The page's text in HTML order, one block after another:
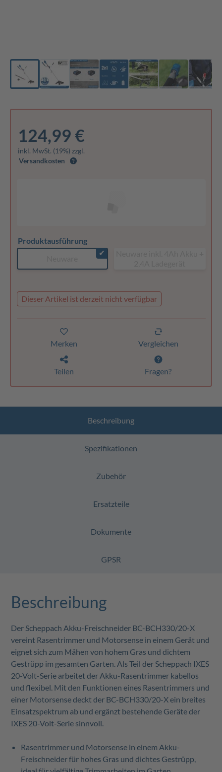
124,99 €
inkl. MwSt. (19%) zzgl.
Versandkosten
Produktausführung
✔
Dieser Artikel ist derzeit nicht verfügbar
Merken Vergleichen
Teilen Fragen?
Beschreibung
Spezifikationen
Zubehör
Ersatzteile
Dokumente
GPSR
Beschreibung
Der Scheppach Akku-Freischneider BC-BCH330/20-X
vereint Rasentrimmer und Motorsense in einem Gerät und
eignet sich zum Mähen von hohem Gras und dichtem
Gestrüpp im gesamten Garten. Als Teil der Scheppach IXES
20-Volt-Serie arbeitet der Akku-Rasentrimmer kabellos
und flexibel. Mit den Funktionen eines Rasentrimmers und
einer Motorsense deckt der BC-BCH330/20-X ein breites
Einsatzspektrum ab und ergänzt bestehende Geräte der
IXES 20-Volt-Serie sinnvoll.
Rasentrimmer und Motorsense in einem Akku-
Freischneider für hohes Gras und dichtes Gestrüpp,